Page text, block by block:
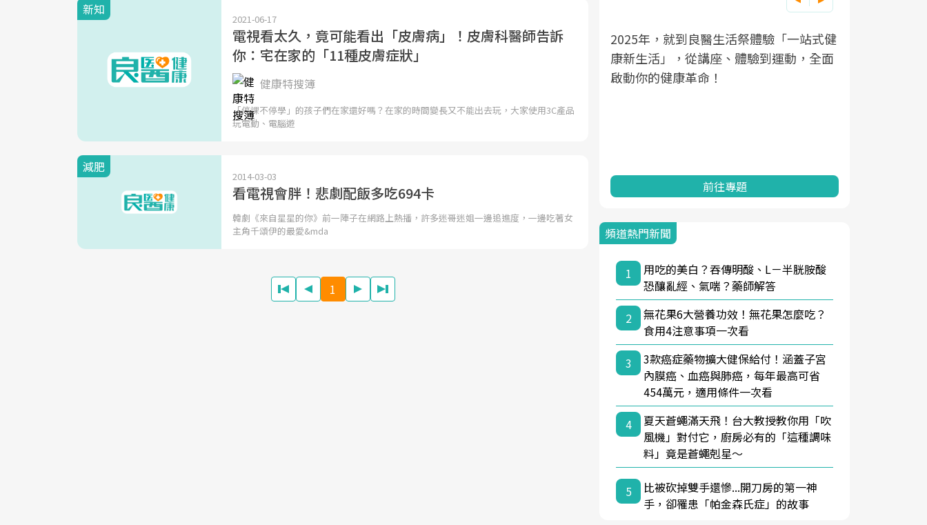
新知
2021-06-17
電視看太久，竟可能看出「皮膚病」！皮膚科醫師告訴
你：宅在家的「11種皮膚症狀」
健康特搜簿
「停課不停學」的孩子們在家還好嗎？在家的時間變長又不能出去玩，大家使用3C產品
玩電動、電腦遊
減肥
2014-03-03
看電視會胖！悲劇配飯多吃694卡
韓劇《來自星星的你》前一陣子在網路上熱播，許多迷哥迷姐一邊追進度，一邊吃著女
主角千頌伊的最愛&mda
1
面對超高齡社會的浪潮，台灣正在快速邁
向「健康照護」的新時代。隨著國家政策
心議題。然而，健檢不只是醫療院所的服
2025年，就到良醫生活祭體驗「一站式健
康新生活」，從講座、體驗到運動，全面
啟動你的健康革命！
前往專題
頻道熱門新聞
1
用吃的美白？吞傳明酸、L－半胱胺酸
恐釀亂經、氣喘？藥師解答
2
無花果6大營養功效！無花果怎麼吃？
食用4注意事項一次看
3
3款癌症藥物擴大健保給付！涵蓋子宮
內膜癌、血癌與肺癌，每年最高可省
454萬元，適用條件一次看
4
夏天蒼蠅滿天飛！台大教授教你用「吹
風機」對付它，廚房必有的「這種調味
料」竟是蒼蠅剋星～
5
比被砍掉雙手還慘...開刀房的第一神
手，卻罹患「帕金森氏症」的故事